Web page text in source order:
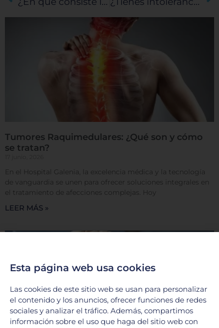
Tumores Raquimedulares: ¿Qué son y cómo
se tratan?
En el Hospital Galenia, la excelencia médica y la tecnología
de vanguardia se unen para ofrecer soluciones integrales en
el tratamiento de afecciones complejas. Hoy
LEER MÁS »
Esta página web usa cookies
Las cookies de este sitio web se usan para personalizar
el contenido y los anuncios, ofrecer funciones de redes
sociales y analizar el tráfico. Además, compartimos
información sobre el uso que haga del sitio web con